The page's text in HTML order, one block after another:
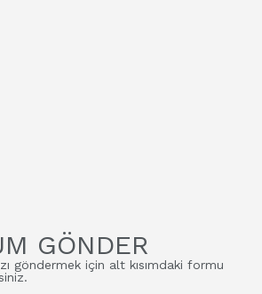
GÖNDER
göndermek için alt kısımdaki formu